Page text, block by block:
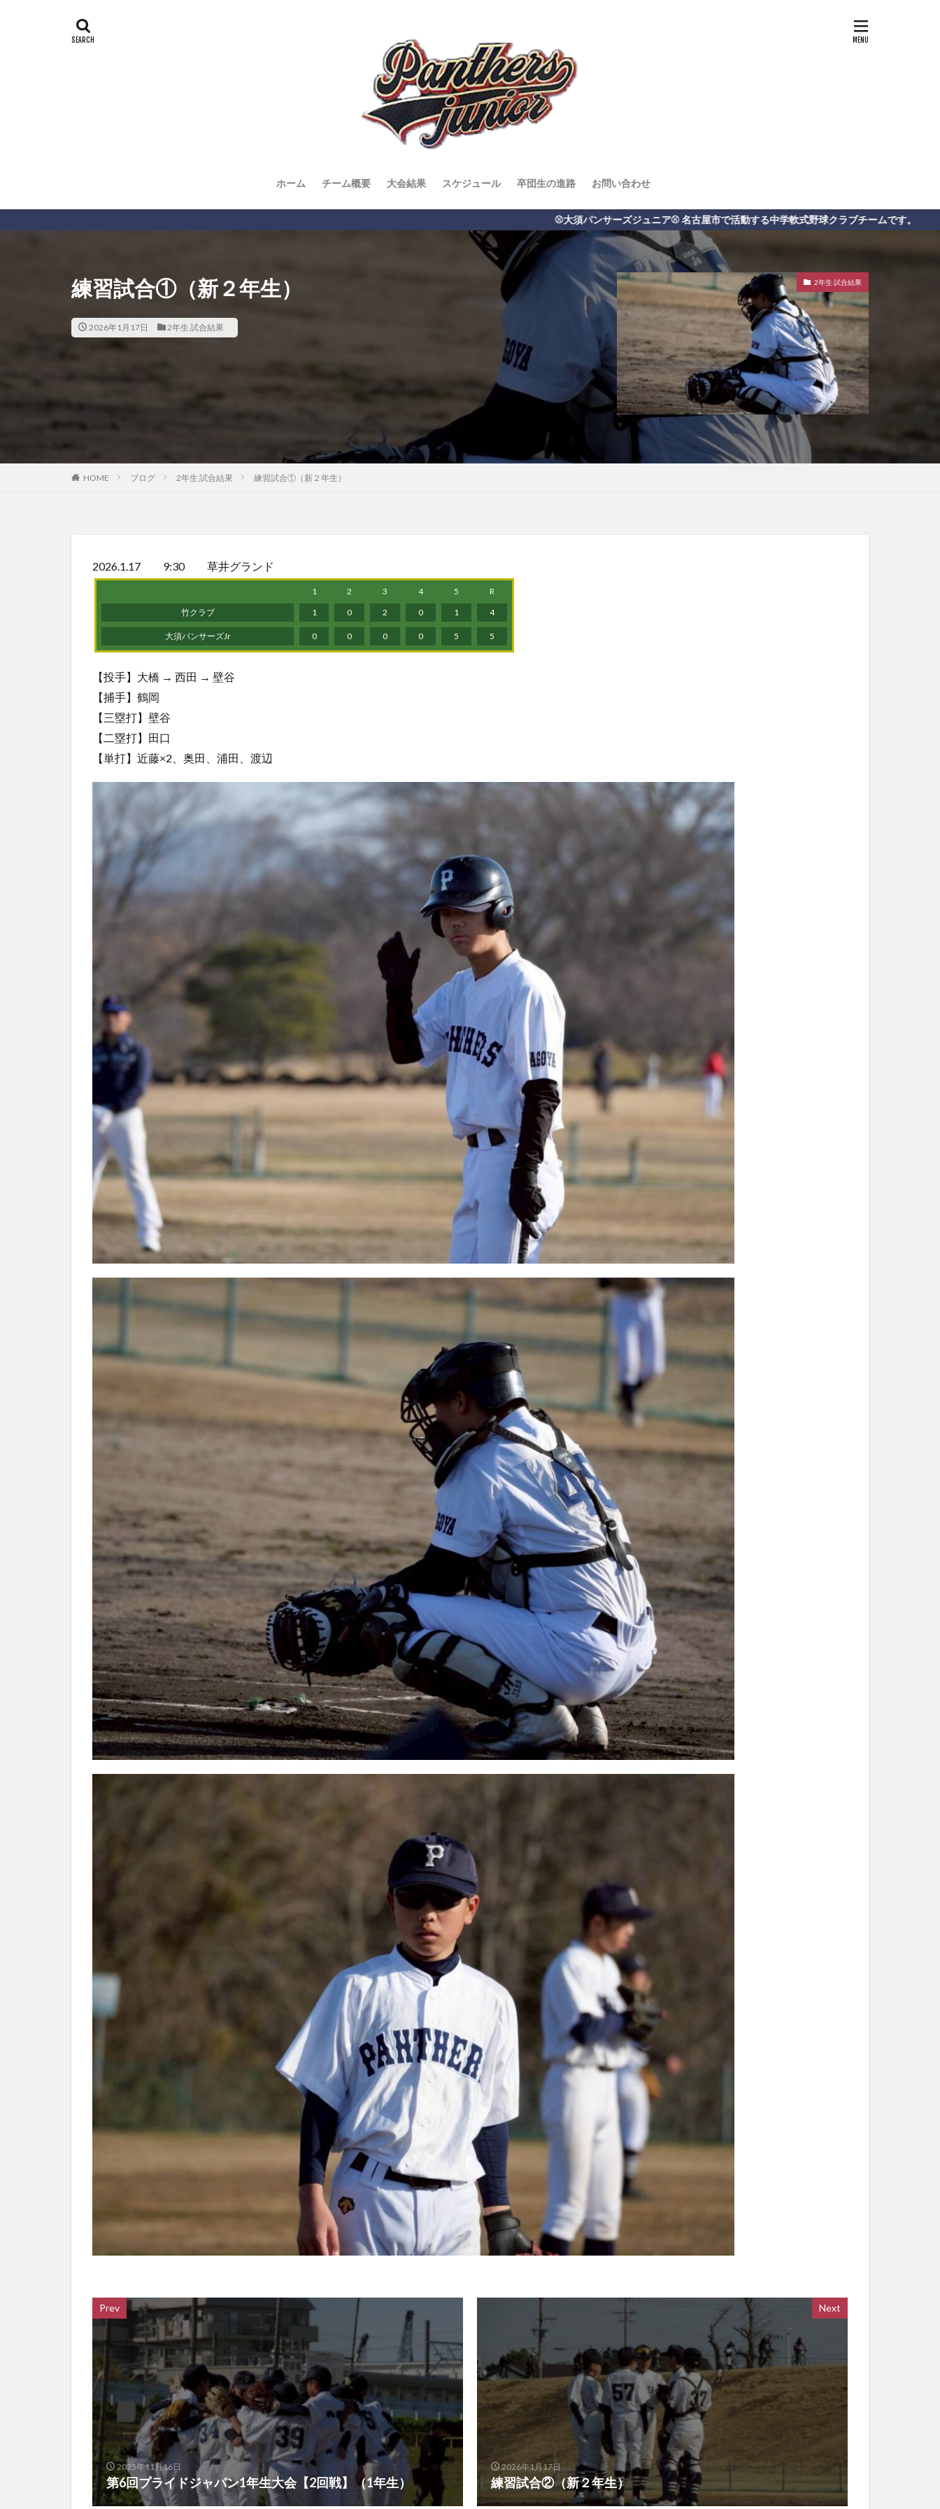
ホーム チーム概要 大会結果 スケジュール 卒団生の進路 お問い合わせ
⚾️大須パンサーズジュニア⚾️ 名古屋市で活動する中学軟式野球クラブチームです。
練習試合①（新２年生）
2026年1月17日 2年生 試合結果
2年生 試合結果
HOME ブログ 2年生 試合結果 練習試合①（新２年生）
2026.1.17 9:30 草井グランド
1 2 3 4 5
R
竹クラブ
1 0 2 0 1 4
大須パンサーズJr 0 0 0 0 5 5
【投手】大橋 → 西田 → 壁谷
【捕手】鶴岡
【三塁打】壁谷
【二塁打】田口
【単打】近藤×2、奥田、浦田、渡辺
Prev
2025年11月16日
第6回プライドジャパン1年生大会【2回戦】（1年生）
Next
2026年1月17日
練習試合②（新２年生）